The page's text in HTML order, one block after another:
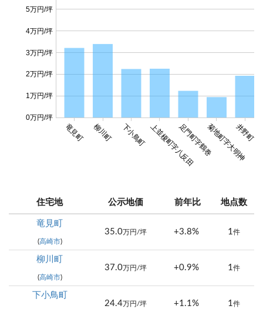
竜見町 柳川町 下小鳥町 上並榎町字八反田足門町字鶴巻菊地町字大明神
井野町
0万円/坪
1万円/坪
2万円/坪
3万円/坪
4万円/坪
5万円/坪
住宅地 公示地価 前年比 地点数
竜見町
(高崎市)
35.0 万円/坪 +3.8% 1件
柳川町
(高崎市)
37.0 万円/坪 +0.9% 1件
下小鳥町
24.4 万円/坪 +1.1% 1件